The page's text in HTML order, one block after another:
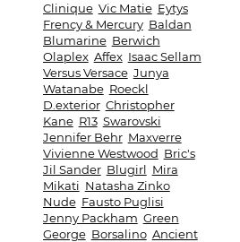
Clinique Vic Matie Eytys
Frency & Mercury Baldan
Blumarine Berwich
Olaplex Affex Isaac Sellam
Versus Versace Junya
Watanabe Roeckl
D.exterior Christopher
Kane R13 Swarovski
Jennifer Behr Maxverre
Vivienne Westwood Bric's
Jil Sander Blugirl Mira
Mikati Natasha Zinko
Nude Fausto Puglisi
Jenny Packham Green
George Borsalino Ancient